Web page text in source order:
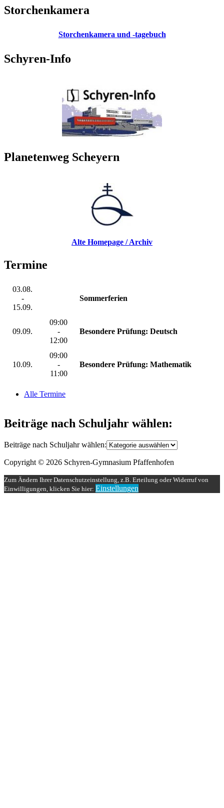
Storchenkamera
Storchenkamera und -tagebuch
Schyren-Info
Planetenweg Scheyern
Alte Homepage / Archiv
Termine
03.08.
-
15.09.
Sommerferien
09.09.
09:00
-
12:00
Besondere Prüfung: Deutsch
10.09.
09:00
-
11:00
Besondere Prüfung: Mathematik
Alle Termine
Beiträge nach Schuljahr wählen:
Beiträge nach Schuljahr wählen:
Copyright © 2026 Schyren-Gymnasium Pfaffenhofen
Zum Ändern Ihrer Datenschutzeinstellung, z.B. Erteilung oder Widerruf von
Einwilligungen, klicken Sie hier: Einstellungen